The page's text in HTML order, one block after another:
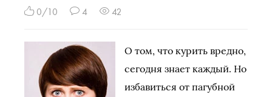
Гороскопы
Психология
Разное
Праздники
0/10 4 42
О том, что курить вредно,
сегодня знает каждый. Но
избавиться от пагубной